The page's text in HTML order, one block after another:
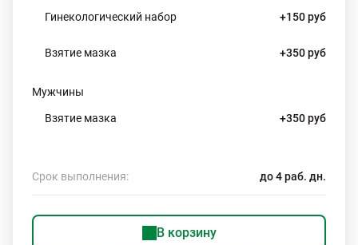
Гинекологический набор +150 руб
Взятие мазка +350 руб
Мужчины
Взятие мазка +350 руб
Срок выполнения: до 4 раб. дн.
В корзину